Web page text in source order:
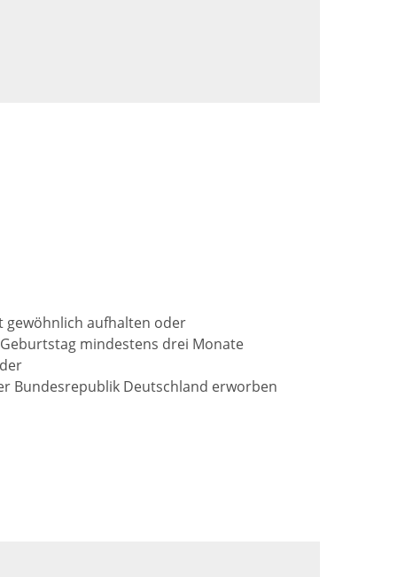
gewöhnlich aufhalten oder
mindestens drei Monate
Bundesrepublik Deutschland erworben